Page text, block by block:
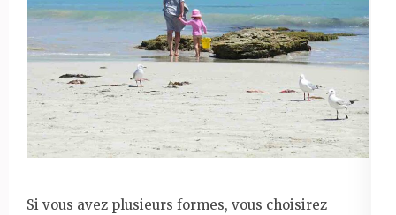
Si vous avez plusieurs formes, vous choisirez